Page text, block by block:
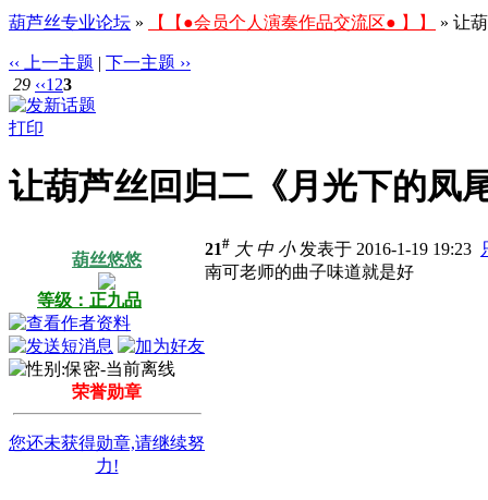
葫芦丝专业论坛 » 【【●会员个人演奏作品交流区● 】】 » 让
‹‹ 上一主题 | 下一主题 ››
29 ‹‹1 23
打印
让葫芦丝回归二《月光下的凤
葫丝悠悠
等级：正九品
荣誉勋章
您还未获得勋章,请继续努
力!
21# 大 中 小发表于 2016-1-19 19:23
南可老师的曲子味道就是好